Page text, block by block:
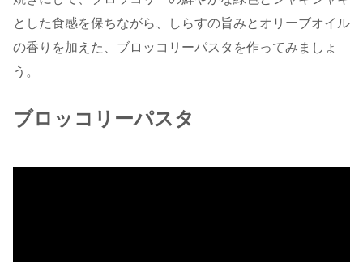
とした食感を保ちながら、しらすの旨みとオリーブオイル
の香りを加えた、ブロッコリーパスタを作ってみましょ
う。
ブロッコリーパスタ